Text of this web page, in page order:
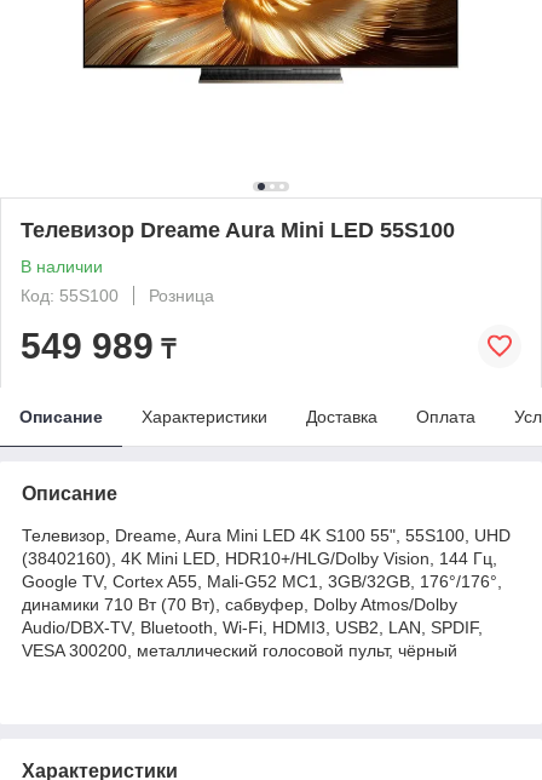
Телевизор Dreame Aura Mini LED 55S100
В наличии
Код: 55S100
Розница
549 989 ₸
Описание Характеристики Доставка Оплата
Описание
Телевизор, Dreame, Aura Mini LED 4K S100 55", 55S100, UHD
(38402160), 4K Mini LED, HDR10+/HLG/Dolby Vision, 144 Гц,
Google TV, Cortex A55, Mali-G52 MC1, 3GB/32GB, 176°/176°,
динамики 710 Вт (70 Вт), сабвуфер, Dolby Atmos/Dolby
Audio/DBX-TV, Bluetooth, Wi-Fi, HDMI3, USB2, LAN, SPDIF,
VESA 300200, металлический голосовой пульт, чёрный
Характеристики